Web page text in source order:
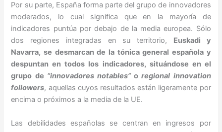
Por su parte, España forma parte del grupo de innovadores
moderados, lo cual significa que en la mayoría de
indicadores puntúa por debajo de la media europea. Sólo
dos regiones integradas en su territorio, Euskadi y
Navarra, se desmarcan de la tónica general española y
despuntan en todos los indicadores, situándose en el
grupo de “innovadores notables”oregional innovation
followers, aquellas cuyos resultados están ligeramente por
encima o próximos a la media de la UE.
Las debilidades españolas se centran en ingresos por